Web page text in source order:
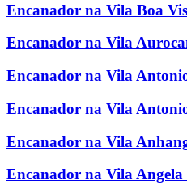
Encanador na Vila Boa
Encanador na Vila
Encanador na Vila
Encanador na Vila
Encanador na Vila
Encanador na Vila